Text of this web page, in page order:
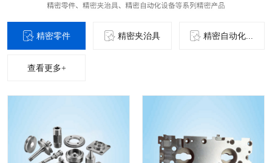
精密零件 精密夹治具 精密自动化...
查看更多+